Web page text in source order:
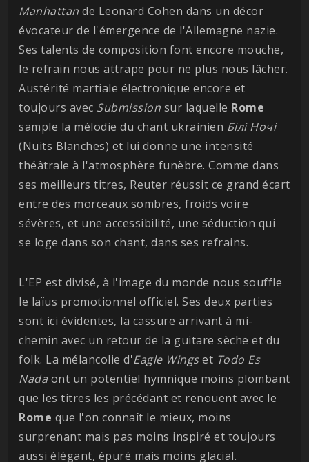
Manhattan de Leonard Cohen dans un décor
évocateur de l'émergence de l'Allemagne nazie.
Ses talents de composition font encore mouche,
le refrain nous attrape pour ne plus nous lâcher.
Austérité martiale électronique encore et
toujours avec Submission sur laquelle Rome
sample la mélodie du chant ukrainien Білі Ночі
(Nuits Blanches) et lui donne une intensité
théâtrale à l'atmosphère funèbre. Comme dans
ses meilleurs titres, Reuter réussit ce grand écart
entre des morceaux sombres, froids voire
sévères, et une accessibilité, une séduction qui
se loge dans son chant, dans ses refrains.
L'EP est divisé, à l'image du monde nous souffle
le laïus promotionnel officiel. Ses deux parties
sont ici évidentes, la cassure arrivant à mi-
chemin avec un retour de la guitare sèche et du
folk. La mélancolie d'Eagle Wingset Todo Es
Nada ont un potentiel hymnique moins plombant
que les titres les précédant et renouent avec le
Rome que l'on connaît le mieux, moins
surprenant mais pas moins inspiré et toujours
aussi élégant, épuré mais moins glacial.